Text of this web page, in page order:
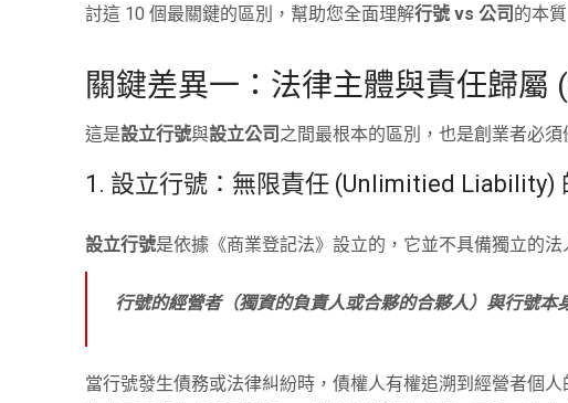
討這 10 個最關鍵的區別，幫助您全面理解行號 vs 公司 的本質
關鍵差異一：法律主體與責任歸屬
這是設立行號與設立公司 之間最根本的區別，也是創業者必須
1. 設立行號：無限責任 (Unlimitied Liability)
設立行號是依據《商業登記法》設立的，它並不具備獨立的法
行號的經營者（獨資的負責人或合夥的合夥人）與行號本
當行號發生債務或法律糾紛時，債權人有權追溯到經營者個